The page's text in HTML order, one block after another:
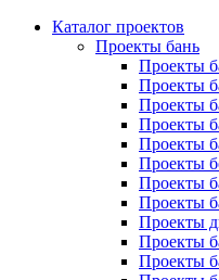
Каталог проектов
Проекты бань
Проекты
Проекты
Проекты
Проекты
Проекты
Проекты
Проекты
Проекты
Проекты
Проекты
Проекты